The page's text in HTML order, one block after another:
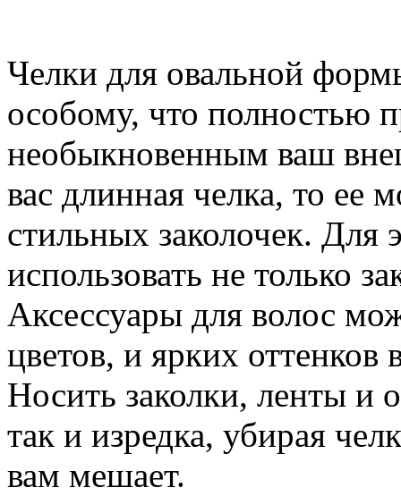
Челки для овальной
особому, что полностью
необыкновенным ваш
вас длинная челка, то ее
стильных заколочек.
использовать не только
Аксессуары для волос
цветов, и ярких оттенков
Носить заколки, ленты и
так и изредка, убирая
вам мешает.